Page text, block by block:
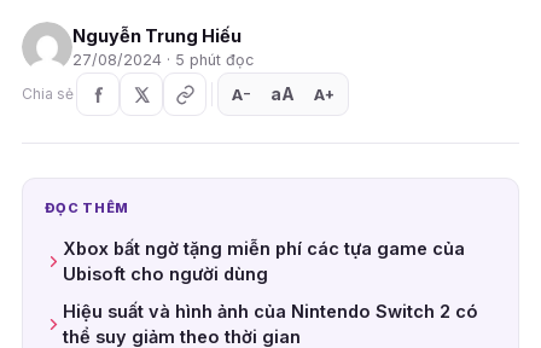
Nguyễn Trung Hiếu
27/08/2024 · 5 phút đọc
Chia sẻ
A− aA A+
ĐỌC THÊM
Xbox bất ngờ tặng miễn phí các tựa game của
Ubisoft cho người dùng
Hiệu suất và hình ảnh của Nintendo Switch 2 có
thể suy giảm theo thời gian